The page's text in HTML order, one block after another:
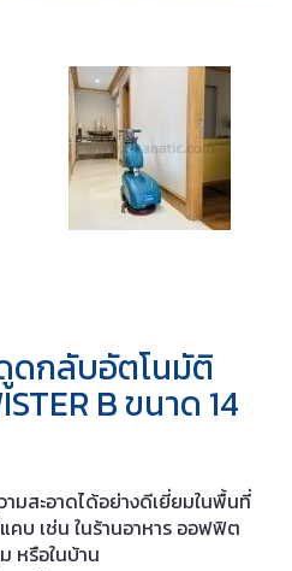
ดกลับอัตโนมัติ
B ขนาด 14
ามสะอาดได้อย่างดีเยี่ยมในพื้นที่
บ เช่น ในร้านอาหาร ออฟฟิต
หรือในบ้าน